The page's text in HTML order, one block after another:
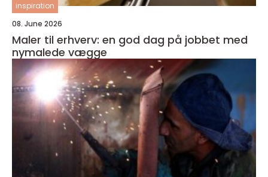
inspiration
08. June 2026
Maler til erhverv: en god dag på jobbet med
nymalede vægge